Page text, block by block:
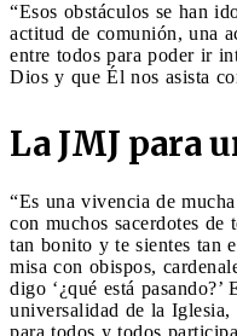
“Esos obstáculos se han
actitud de comunión, una
entre todos para poder ir
Dios y que Él nos asista
La JMJ para
“Es una vivencia de
con muchos sacerdotes de
tan bonito y te sientes tan
misa con obispos,
digo ‘¿qué está
universalidad de la Iglesia,
para todos y todos